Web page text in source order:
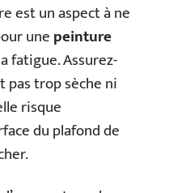
est un aspect à ne
unepeinture
fatigue. Assurez-
pas trop sèche ni
risque
du plafond de